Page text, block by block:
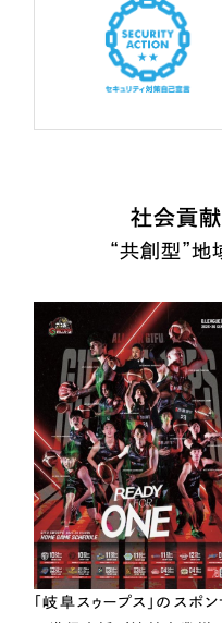
社会貢
“共創型”地
「岐阜スゥープス」のスポ